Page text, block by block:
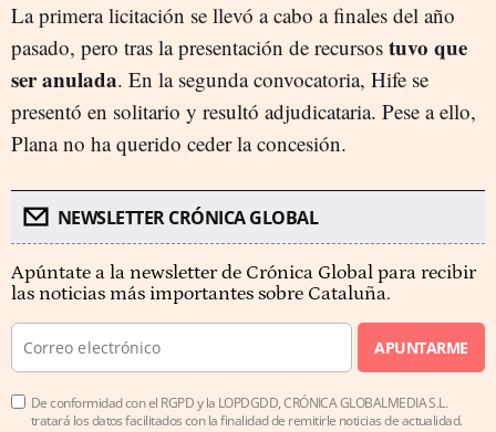
La primera licitación se llevó a cabo a finales del año
pasado, pero tras la presentación de recursos tuvo que
ser anulada. En la segunda convocatoria, Hife se
presentó en solitario y resultó adjudicataria. Pese a ello,
Plana no ha querido ceder la concesión.
NEWSLETTER CRÓNICA GLOBAL
Apúntate a la newsletter de Crónica Global para recibir
las noticias más importantes sobre Cataluña.
APUNTARME
De conformidad con el RGPD y la LOPDGDD, CRÓNICA GLOBALMEDIA S.L.
tratará los datos facilitados con la finalidad de remitirle noticias de actualidad.